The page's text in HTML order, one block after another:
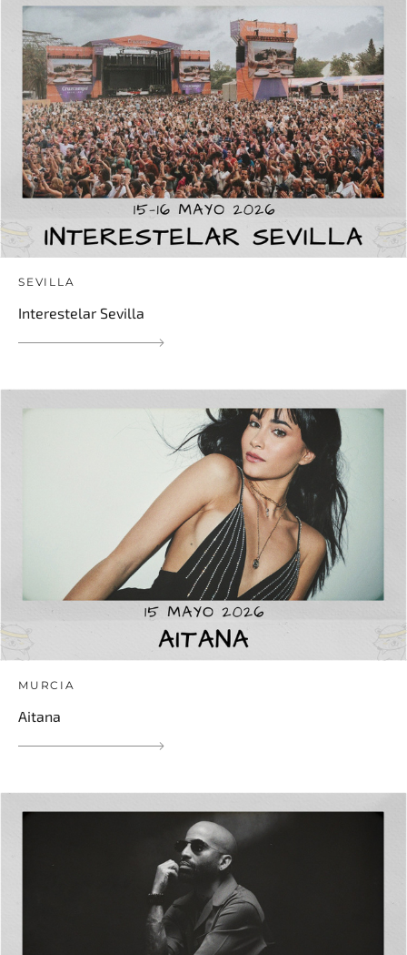
SEVILLA
Interestelar Sevilla
MURCIA
Aitana